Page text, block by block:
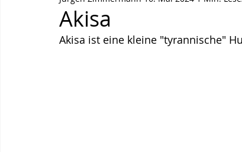
Akisa
Akisa ist eine kleine "tyrannische"